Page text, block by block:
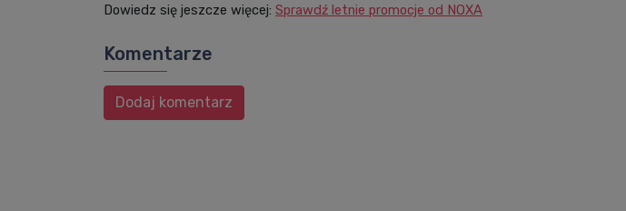
Dowiedz się jeszcze więcej: Sprawdź letnie promocje od NOXA
Komentarze
Dodaj komentarz